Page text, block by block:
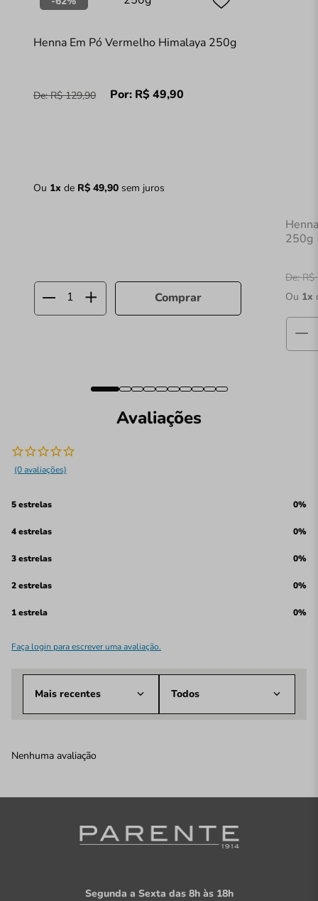
Henna Em Pó Vermelho Himalaya 250g
De:R$ 129,90 Por: R$49,90
Ou 1x de R$ 49,90sem juros
Comprar
250g
De:R$
Ou 1x
Avaliações
(0 avaliações)
5 estrelas 0%
4 estrelas 0%
3 estrelas 0%
2 estrelas 0%
1 estrela 0%
Faça login para escrever uma avaliação.
Mais recentes Todos
Nenhuma avaliação
Segunda a Sexta das 8h às 18h